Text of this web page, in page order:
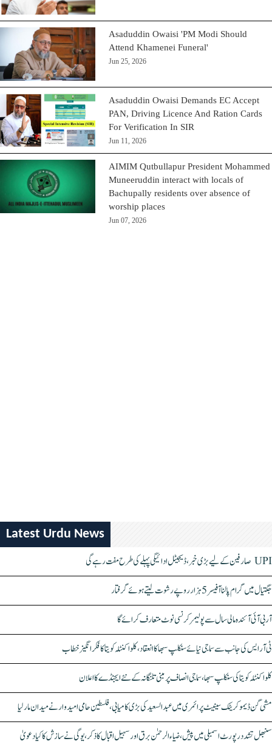
Asaduddin Owaisi 'PM Modi Should
Attend Khamenei Funeral'
Jun 25, 2026
Asaduddin Owaisi Demands EC Accept
PAN, Driving Licence And Ration Cards
For Verification In SIR
Jun 11, 2026
AIMIM Qutbullapur President Mohammed
Muneeruddin interact with locals of
Bachupally residents over absence of
worship places
Jun 07, 2026
Latest Urdu News
UPI صارفین کے لیے بڑی خبر، ڈیجیٹل ادائیگی پہلے کی طرح مفت رہے گی
جگتیال میں گرام پالنا آفیسر 5 ہزار روپے رشوت لیتے ہوئے گرفتار
آر بی آئی آئندہ مالی سال سے پولیمر کرنسی نوٹ متعارف کرائے گا
ٹی آر ایس کی جانب سے سماجی نیائے سنکلپ سبھا کا انعقاد، کلواکنٹلہ کویتا کا فکر انگیز خطاب
کلواکنٹلہ کویتا کی سنکلپ سبھا، سماجی انصاف پر مبنی تلنگانہ کے نئے ایجنڈے کا اعلان
مشی گن ڈیموکریٹک سینیٹ پرائمری میں عبدالسعید کی بڑی کامیابی، فلسطین حامی امیدوار نے میدان مار لیا
سنبھل تشدد رپورٹ اسمبلی میں پیش، ضیاء الرحمٰن برق اور سہیل اقبال کا ذکر، یوگی نے سازش کا کیا دعویٰ